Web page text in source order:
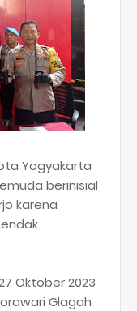
Yogyakarta
berinisial
karena
Oktober 2023
Glagah